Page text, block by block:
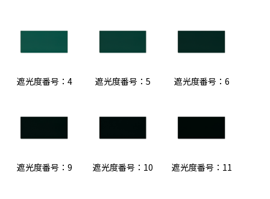
遮光度番号：4 遮光度番号：5 遮光度番号：6
遮光度番号：9 遮光度番号：10 遮光度番号：11